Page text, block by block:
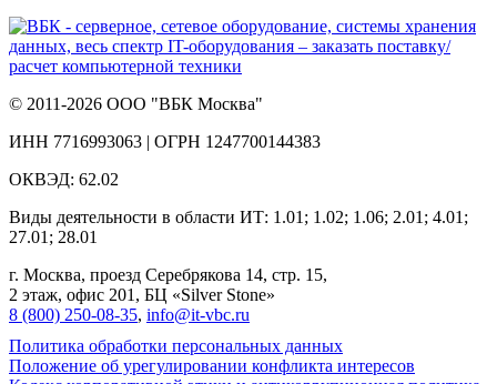
© 2011-2026 ООО "ВБК Москва"
ИНН 7716993063 | ОГРН 1247700144383
ОКВЭД: 62.02
Виды деятельности в области ИТ: 1.01; 1.02; 1.06; 2.01; 4.01;
27.01; 28.01
г. Москва, проезд Серебрякова 14, стр. 15,
2 этаж, офис 201, БЦ «Silver Stone»
8 (800) 250‑08‑35, info@it‑vbc.ru
Политика обработки персональных данных
Положение об урегулировании конфликта интересов